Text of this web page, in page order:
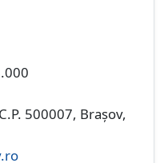
500007, Brașov,